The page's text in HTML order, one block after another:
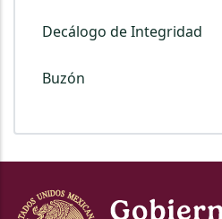
Decálogo de Integridad
Buzón